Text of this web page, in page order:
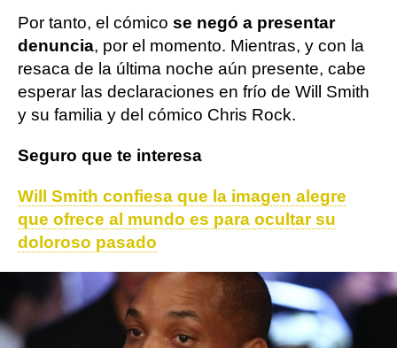
Por tanto, el cómico se negó a presentar
denuncia, por el momento. Mientras, y con la
resaca de la última noche aún presente, cabe
esperar las declaraciones en frío de Will Smith
y su familia y del cómico Chris Rock.
Seguro que te interesa
Will Smith confiesa que la imagen alegre
que ofrece al mundo es para ocultar su
doloroso pasado
Premios Oscar will smith